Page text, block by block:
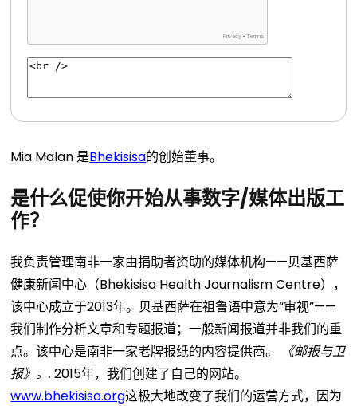
Mia Malan 是Bhekisisa的创始董事。
是什么促使你开始从事数字/媒体出版工
作？
我负责管理南非一家由捐助者资助的媒体机构——贝基西萨
健康新闻中心（Bhekisisa Health Journalism Centre），
该中心成立于2013年。贝基西萨在祖鲁语中意为“审视”——
我们制作分析文章和专题报道；一般新闻报道并非我们的重
点。该中心是南非一家老牌报纸的内容提供商。
《邮报与卫
报》。. 2015年，我们创建了自己的网站。
www.bhekisisa.org这极大地改变了我们的运营方式，因为